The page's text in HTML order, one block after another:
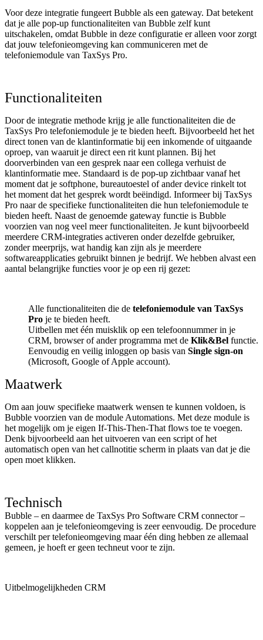
Voor deze integratie fungeert Bubble als een gateway. Dat betekent
dat je alle pop-up functionaliteiten van Bubble zelf kunt
uitschakelen, omdat Bubble in deze configuratie er alleen voor zorgt
dat jouw telefonieomgeving kan communiceren met de
telefoniemodule van TaxSys Pro.
Functionaliteiten
Door de integratie methode krijg je alle functionaliteiten die de
TaxSys Pro telefoniemodule je te bieden heeft. Bijvoorbeeld het het
direct tonen van de klantinformatie bij een inkomende of uitgaande
oproep, van waaruit je direct een rit kunt plannen. Bij het
doorverbinden van een gesprek naar een collega verhuist de
klantinformatie mee. Standaard is de pop-up zichtbaar vanaf het
moment dat je softphone, bureautoestel of ander device rinkelt tot
het moment dat het gesprek wordt beëindigd. Informeer bij TaxSys
Pro naar de specifieke functionaliteiten die hun telefoniemodule te
bieden heeft. Naast de genoemde gateway functie is Bubble
voorzien van nog veel meer functionaliteiten. Je kunt bijvoorbeeld
meerdere CRM-integraties activeren onder dezelfde gebruiker,
zonder meerprijs, wat handig kan zijn als je meerdere
softwareapplicaties gebruikt binnen je bedrijf. We hebben alvast een
aantal belangrijke functies voor je op een rij gezet:
Alle functionaliteiten die de telefoniemodule van TaxSys
Pro je te bieden heeft.
Uitbellen met één muisklik op een telefoonnummer in je
CRM, browser of ander programma met de Klik&Bel functie.
Eenvoudig en veilig inloggen op basis van Single sign-on
(Microsoft, Google of Apple account).
Maatwerk
Om aan jouw specifieke maatwerk wensen te kunnen voldoen, is
Bubble voorzien van de module Automations. Met deze module is
het mogelijk om je eigen If-This-Then-That flows toe te voegen.
Denk bijvoorbeeld aan het uitvoeren van een script of het
automatisch open van het callnotitie scherm in plaats van dat je die
open moet klikken.
Technisch
Bubble – en daarmee de TaxSys Pro Software CRM connector –
koppelen aan je telefonieomgeving is zeer eenvoudig. De procedure
verschilt per telefonieomgeving maar één ding hebben ze allemaal
gemeen, je hoeft er geen techneut voor te zijn.
Uitbelmogelijkheden CRM